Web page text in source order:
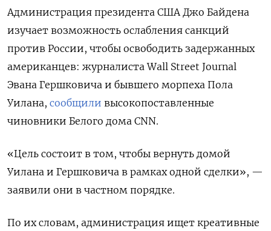
Администрация президента США Джо Байдена
изучает возможность ослабления санкций
против России, чтобы освободить задержанных
американцев: журналиста Wall Street Journal
Эвана Гершковича и бывшего морпеха Пола
Уилана, сообщили высокопоставленные
чиновники Белого дома CNN.
«Цель состоит в том, чтобы вернуть домой
Уилана и Гершковича в рамках одной сделки», —
заявили они в частном порядке.
По их словам, администрация ищет креативные